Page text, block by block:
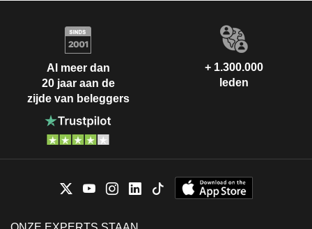
Al meer dan
20 jaar aan de
zijde van beleggers
+ 1.300.000
leden